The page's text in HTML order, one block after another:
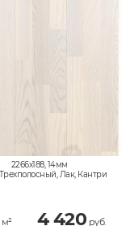
2266x188, 14мм
Лак, Кантри
м² 4 420 руб.